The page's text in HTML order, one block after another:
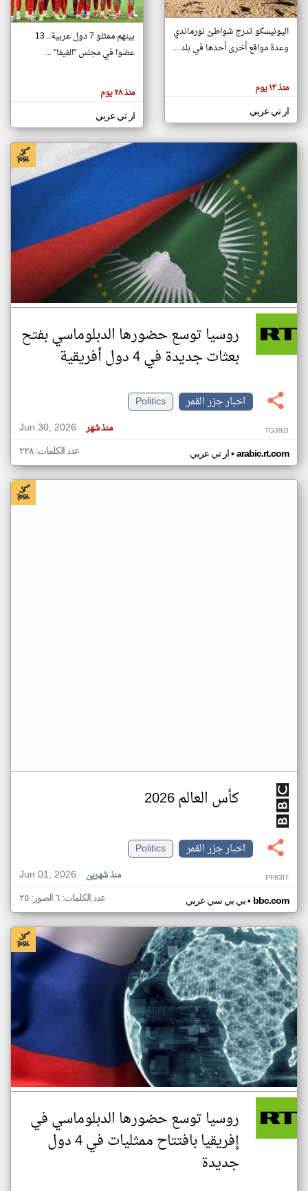
تغيير الدولة
اخبار جزر القمر على مدار الساعة
أهم اخبار جزر القمر العاجلة والمباشرة
هنا عن
وجهة
كاتبيها.
اليونيسكو تدرج شواطئ نورماندي
وعدة مواقع أخرى أحدها في بلد ...
منذ ١٣ يوم
ار تي عربي
بينهم ممثلو 7 دول عربية.. 13
عضوا في مجلس "الفيفا" ...
منذ ٢٨ يوم
ار تي عربي
روسيا توسع حضورها الدبلوماسي بفتح
بعثات جديدة في 4 دول أفريقية
اخبار جزر القمر
Politics
Jun 30, 2026
منذ شهر TG39ZI
ار تي عربي• arabic.rt.com عدد الكلمات: ٢٢٨
كأس العالم 2026
اخبار جزر القمر
Politics
Jun 01, 2026
منذ شهرين PF63IT
بي بي سي عربي• bbc.com عدد الكلمات: ٦ الصور: ٢٥
روسيا توسع حضورها الدبلوماسي في
إفريقيا بافتتاح ممثليات في 4 دول
جديدة
klyoum.com